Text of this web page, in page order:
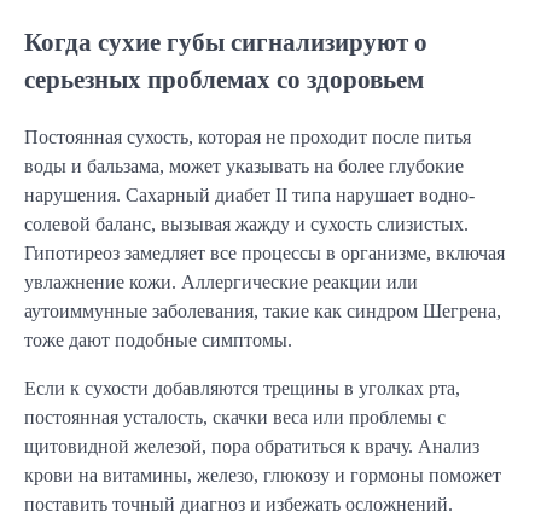
Когда сухие губы сигнализируют о
серьезных проблемах со здоровьем
Постоянная сухость, которая не проходит после питья
воды и бальзама, может указывать на более глубокие
нарушения. Сахарный диабет II типа нарушает водно-
солевой баланс, вызывая жажду и сухость слизистых.
Гипотиреоз замедляет все процессы в организме, включая
увлажнение кожи. Аллергические реакции или
аутоиммунные заболевания, такие как синдром Шегрена,
тоже дают подобные симптомы.
Если к сухости добавляются трещины в уголках рта,
постоянная усталость, скачки веса или проблемы с
щитовидной железой, пора обратиться к врачу. Анализ
крови на витамины, железо, глюкозу и гормоны поможет
поставить точный диагноз и избежать осложнений.